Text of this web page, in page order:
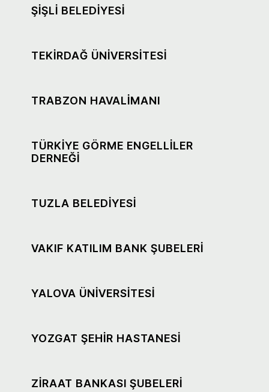
ŞİŞLİ BELEDİYESİ
TEKİRDAĞ ÜNİVERSİTESİ
TRABZON HAVALİMANI
TÜRKİYE GÖRME ENGELLİLER
DERNEĞİ
TUZLA BELEDİYESİ
VAKIF KATILIM BANK ŞUBELERİ
YALOVA ÜNİVERSİTESİ
YOZGAT ŞEHİR HASTANESİ
ZİRAAT BANKASI ŞUBELERİ